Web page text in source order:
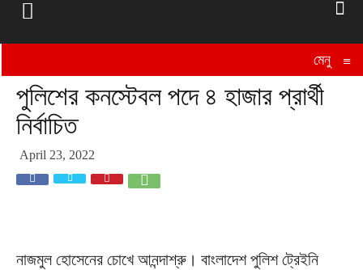
মেনু ≡
পুলিশের কনস্টেবল পদে ৪ হাজার প্রার্থী
নির্বাচিত
April 23, 2022
নাজমুল হোসেনের চোখে আনন্দাশ্রু। বাংলাদেশ পুলিশ ট্রেইনি